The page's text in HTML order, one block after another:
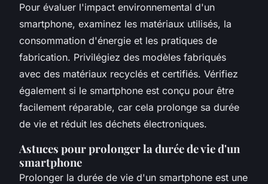
Pour évaluer l'impact environnemental d'un
smartphone, examinez les matériaux utilisés, la
consommation d'énergie et les pratiques de
fabrication. Privilégiez des modèles fabriqués
avec des matériaux recyclés et certifiés. Vérifiez
également si le smartphone est conçu pour être
facilement réparable, car cela prolonge sa durée
de vie et réduit les déchets électroniques.
Astuces pour prolonger la durée de vie d'un
smartphone
Prolonger la durée de vie d'un smartphone est une